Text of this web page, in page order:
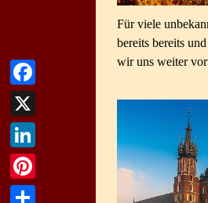
Für viele
bereits bereits
wir uns weiter
Facebook
X
LinkedIn
Pinterest